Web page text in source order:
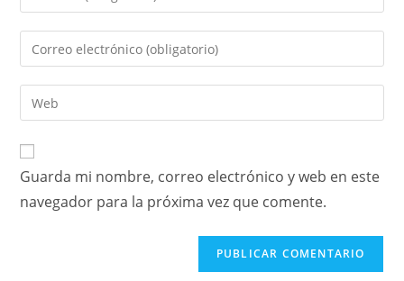
Guarda mi nombre, correo electrónico y web en este
navegador para la próxima vez que comente.